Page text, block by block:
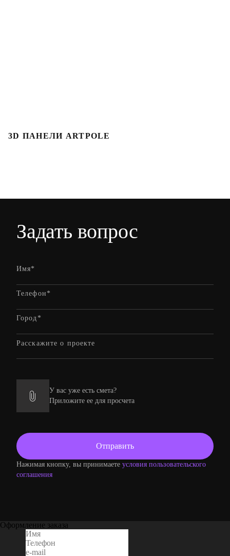
3D ПАНЕЛИ ARTPOLE
Задать вопрос
У вас уже есть смета?
Приложите ее для просчета
Нажимая кнопку, вы принимаете условия пользовательского
соглашения
Оформление заказа